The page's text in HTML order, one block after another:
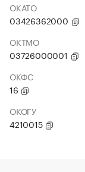
ОКАТО
03426362000
ОКТМО
03726000001
ОКФС
16
ОКОГУ
4210015